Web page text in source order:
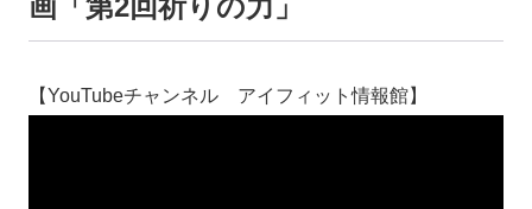
画「第2回祈りの力」
【YouTubeチャンネル アイフィット情報館】